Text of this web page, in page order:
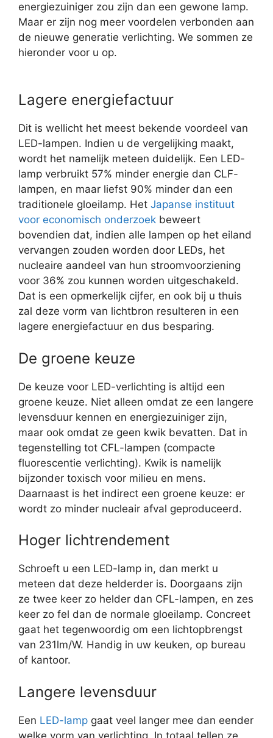
energiezuiniger zou zijn dan een gewone lamp.
Maar er zijn nog meer voordelen verbonden aan
de nieuwe generatie verlichting. We sommen ze
hieronder voor u op.
Lagere energiefactuur
Dit is wellicht het meest bekende voordeel van
LED-lampen. Indien u de vergelijking maakt,
wordt het namelijk meteen duidelijk. Een LED-
lamp verbruikt 57% minder energie dan CLF-
lampen, en maar liefst 90% minder dan een
traditionele gloeilamp. Het Japanse instituut
voor economisch onderzoek beweert
bovendien dat, indien alle lampen op het eiland
vervangen zouden worden door LEDs, het
nucleaire aandeel van hun stroomvoorziening
voor 36% zou kunnen worden uitgeschakeld.
Dat is een opmerkelijk cijfer, en ook bij u thuis
zal deze vorm van lichtbron resulteren in een
lagere energiefactuur en dus besparing.
De groene keuze
De keuze voor LED-verlichting is altijd een
groene keuze. Niet alleen omdat ze een langere
levensduur kennen en energiezuiniger zijn,
maar ook omdat ze geen kwik bevatten. Dat in
tegenstelling tot CFL-lampen (compacte
fluorescentie verlichting). Kwik is namelijk
bijzonder toxisch voor milieu en mens.
Daarnaast is het indirect een groene keuze: er
wordt zo minder nucleair afval geproduceerd.
Hoger lichtrendement
Schroeft u een LED-lamp in, dan merkt u
meteen dat deze helderder is. Doorgaans zijn
ze twee keer zo helder dan CFL-lampen, en zes
keer zo fel dan de normale gloeilamp. Concreet
gaat het tegenwoordig om een lichtopbrengst
van 231lm/W. Handig in uw keuken, op bureau
of kantoor.
Langere levensduur
Een LED-lamp gaat veel langer mee dan eender
welke vorm van verlichting. In totaal tellen ze